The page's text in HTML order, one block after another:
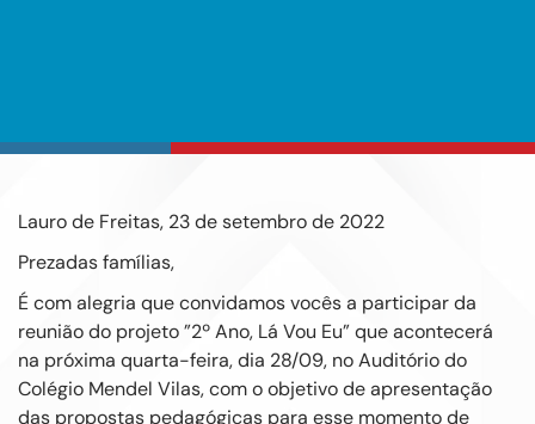
Lauro de Freitas, 23 de setembro de 2022
Prezadas famílias,
É com alegria que convidamos vocês a participar da
reunião do projeto ”2º Ano, Lá Vou Eu” que acontecerá
na próxima quarta-feira, dia 28/09, no Auditório do
Colégio Mendel Vilas, com o objetivo de apresentação
das propostas pedagógicas para esse momento de